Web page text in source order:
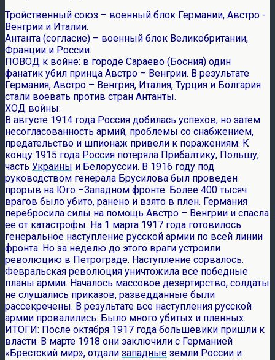
Тройственный союз – военный блок Германии, Австро -
Венгрии и Италии.
Антанта (согласие) – военный блок Великобритании,
Франции и России.
ПОВОД к войне: в городе Сараево (Босния) один
фанатик убил принца Австро – Венгрии. В результате
Германия, Австро – Венгрия, Италия, Турция и Болгария
стали воевать против стран Антанты.
ХОД войны:
В августе 1914 года Россия добилась успехов, но затем
несогласованность армий, проблемы со снабжением,
предательство и шпионаж привели к поражениям. К
концу 1915 года Россия потеряла Прибалтику, Польшу,
часть Украины и Белоруссии. В 1916 году под
руководством генерала Брусилова был проведен
прорыв на Юго –Западном фронте. Более 400 тысяч
врагов было убито, ранено и взято в плен. Германия
перебросила силы на помощь Австро – Венгрии и спасла
ее от катастрофы. На 1 марта 1917 года готовилось
генеральное наступление русской армии по всей линии
фронта. Но за неделю до этого враги устроили
революцию в Петрограде. Наступление сорвалось.
Февральская революция уничтожила все победные
планы армии. Началось массовое дезертирство, солдаты
не слушались приказов, разведданные были
рассекречены. В результате все наступления русской
армии провалились. Было много убитых и пленных.
ИТОГИ: После октября 1917 года большевики пришли к
власти. В марте 1918 они заключили с Германией
«Брестский мир», отдали западные земли России и